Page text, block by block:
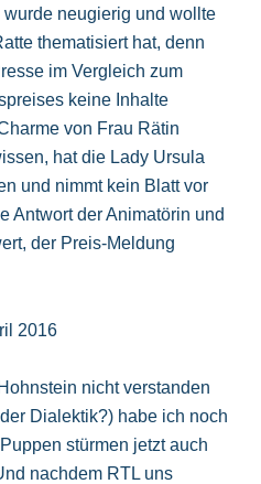
neugierig und wollte
thematisiert hat, denn
im Vergleich zum
keine Inhalte
von Frau Rätin
hat die Lady Ursula
und nimmt kein Blatt vor
Antwort der Animatörin und
der Preis-Meldung
2016
nicht verstanden
Dialektik?) habe ich noch
stürmen jetzt auch
nachdem RTL uns